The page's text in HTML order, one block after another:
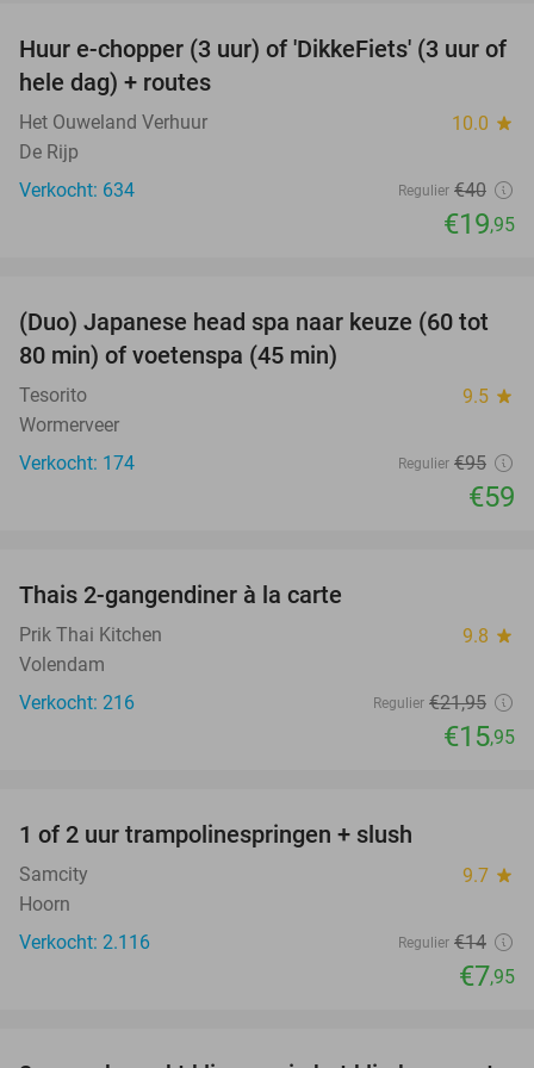
50%
Huur e-chopper (3 uur) of 'DikkeFiets' (3 uur of
hele dag) + routes
Het Ouweland Verhuur 10.0 star
De Rijp
Verkocht: 634
Regulier €40
€19,95
38%
(Duo) Japanese head spa naar keuze (60 tot
80 min) of voetenspa (45 min)
Tesorito 9.5 star
Wormerveer
Verkocht: 174
Regulier €95
€59
Thais 2-gangendiner à la carte
Prik Thai Kitchen 9.8 star
Volendam
Verkocht: 216
Regulier €21,95
€15,95
1 of 2 uur trampolinespringen + slush
Samcity 9.7 star
Hoorn
Verkocht: 2.116
Regulier €14
€7,95